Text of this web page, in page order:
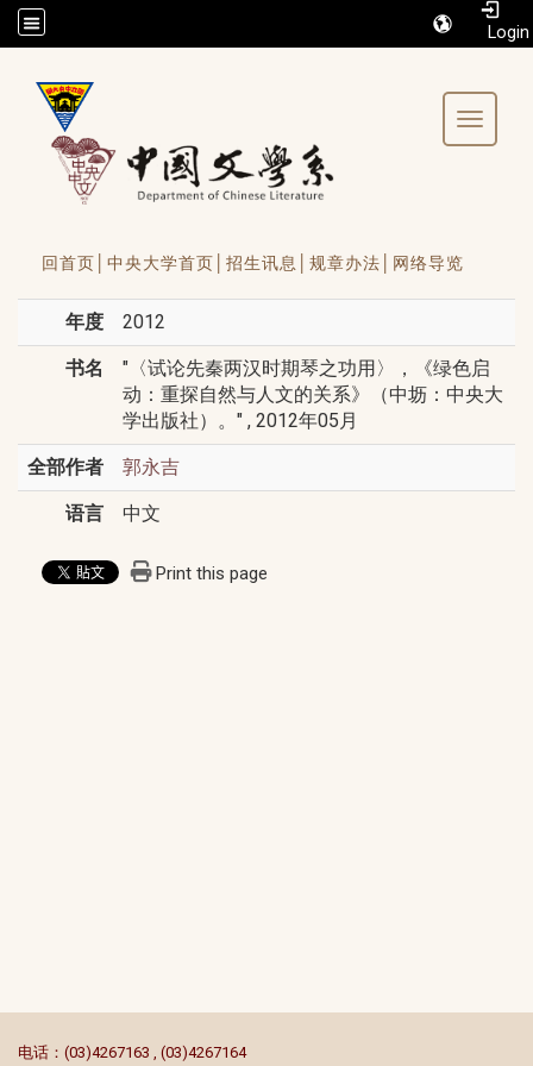
/accesskey"" title="Toolbar">:::
Toggle
回首页│ 中央大学首页│ 招生讯息│ 规章办法│ 网络导览
年度 2012
书名
"〈试论先秦两汉时期琴之功用〉，《绿色启
动：重探自然与人文的关系》（中坜：中央大
学出版社）。" , 2012年05月
全部作者 郭永吉
语言 中文
Print this page
电话：(03)4267163 , (03)4267164